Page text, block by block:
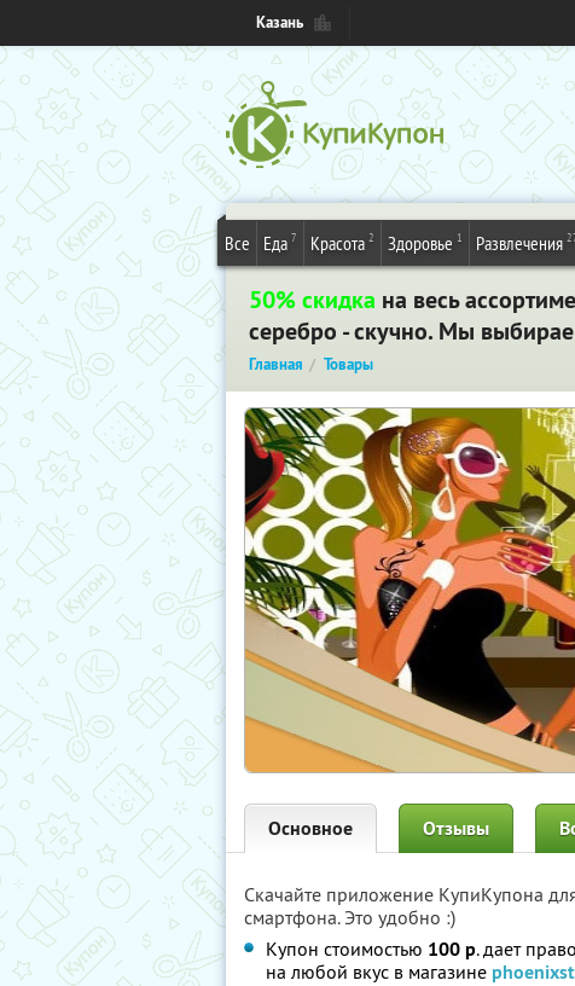
Казань
Все Еда 7 Красота 2 Здоровье 1 Развлечения
50% скидка на весь
серебро - скучно. Мы
Главная Товары
Основное Отзывы
Скачайте приложение КупиКупона
смартфона. Это удобно :)
Купон стоимостью 100 р. дает
на любой вкус в магазине